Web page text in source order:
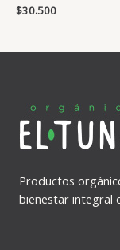
Rated
0
$30.500
Productos
bienestar integral